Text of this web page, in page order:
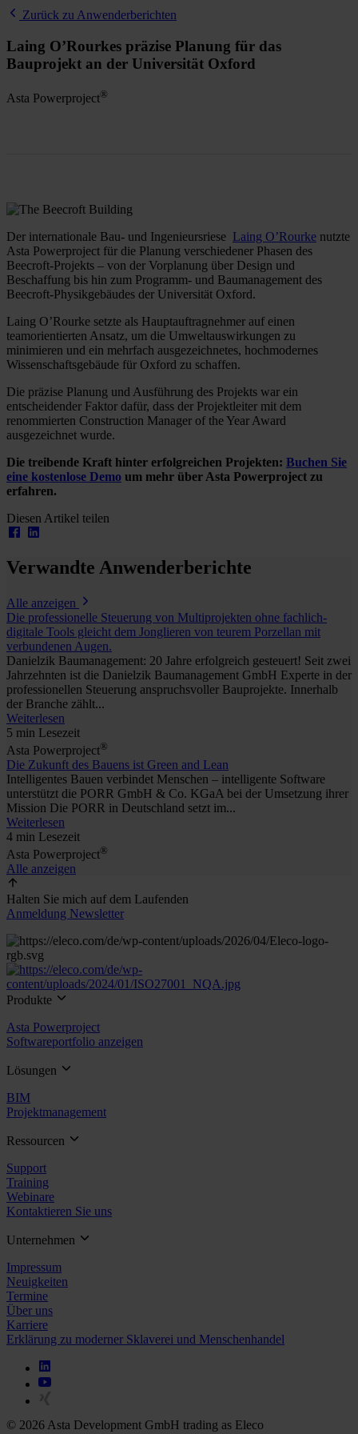
Zurück zu Anwenderberichten
Laing O’Rourkes präzise Planung für das
Bauprojekt an der Universität Oxford
Asta Powerproject®
Der internationale Bau- und Ingenieursriese Laing O’Rourke nutzte
Asta Powerproject für die Planung verschiedener Phasen des
Beecroft-Projekts – von der Vorplanung über Design und
Beschaffung bis hin zum Programm- und Baumanagement des
Beecroft-Physikgebäudes der Universität Oxford.
Laing O’Rourke setzte als Hauptauftragnehmer auf einen
teamorientierten Ansatz, um die Umweltauswirkungen zu
minimieren und ein mehrfach ausgezeichnetes, hochmodernes
Wissenschaftsgebäude für Oxford zu schaffen.
Die präzise Planung und Ausführung des Projekts war ein
entscheidender Faktor dafür, dass der Projektleiter mit dem
renommierten Construction Manager of the Year Award
ausgezeichnet wurde.
Die treibende Kraft hinter erfolgreichen Projekten: Buchen Sie
eine kostenlose Demo um mehr über Asta Powerproject zu
erfahren.
Diesen Artikel teilen
Verwandte Anwenderberichte
Alle anzeigen
Die professionelle Steuerung von Multiprojekten ohne fachlich-
digitale Tools gleicht dem Jonglieren von teurem Porzellan mit
verbundenen Augen.
Danielzik Baumanagement: 20 Jahre erfolgreich gesteuert! Seit zwei
Jahrzehnten ist die Danielzik Baumanagement GmbH Experte in der
professionellen Steuerung anspruchsvoller Bauprojekte. Innerhalb
der Branche zählt...
Weiterlesen
5 min Lesezeit
Asta Powerproject®
Die Zukunft des Bauens ist Green and Lean
Intelligentes Bauen verbindet Menschen – intelligente Software
unterstützt die PORR GmbH & Co. KGaA bei der Umsetzung ihrer
Mission Die PORR in Deutschland setzt im...
Weiterlesen
4 min Lesezeit
Asta Powerproject®
Alle anzeigen
Halten Sie mich auf dem Laufenden
Anmeldung Newsletter
Produkte
Asta Powerproject
Softwareportfolio anzeigen
Lösungen
BIM
Projektmanagement
Ressourcen
Support
Training
Webinare
Kontaktieren Sie uns
Unternehmen
Impressum
Neuigkeiten
Termine
Über uns
Karriere
Erklärung zu moderner Sklaverei und Menschenhandel
© 2026 Asta Development GmbH trading as Eleco